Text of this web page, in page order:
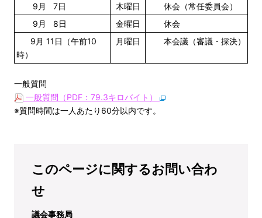
9月 7日
木曜日
休会（常任委員会）
9月 8日
金曜日
休会
9月 11日（午前10
時）
月曜日 本会議（審議・採決）
一般質問
一般質問（PDF：79.3キロバイト）
※質問時間は一人あたり60分以内です。
このページに関するお問い合わ
せ
議会事務局